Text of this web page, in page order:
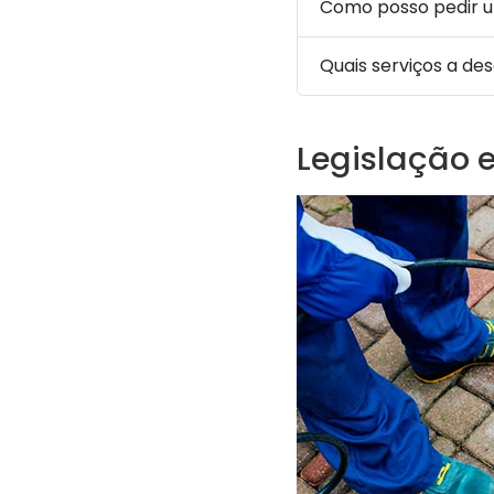
Como posso pedir
Quais serviços a
Legislação